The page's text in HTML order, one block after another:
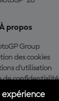
propos
Group
des cookies
d'utilisation
de confidentialité
d’achat
expérience